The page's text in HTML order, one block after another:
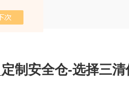
制安全仓-选择三清